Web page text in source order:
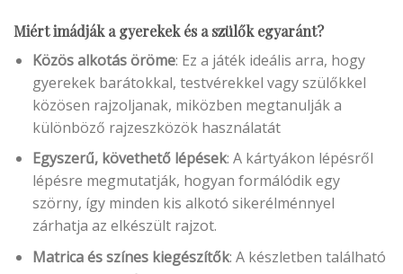
Miért imádják a gyerekek és a szülők egyaránt?
Közös alkotás öröme: Ez a játék ideális arra, hogy
gyerekek barátokkal, testvérekkel vagy szülőkkel
közösen rajzoljanak, miközben megtanulják a
különböző rajzeszközök használatát
Egyszerű, követhető lépések: A kártyákon lépésről
lépésre megmutatják, hogyan formálódik egy
szörny, így minden kis alkotó sikerélménnyel
zárhatja az elkészült rajzot.
Matrica és színes kiegészítők: A készletben található